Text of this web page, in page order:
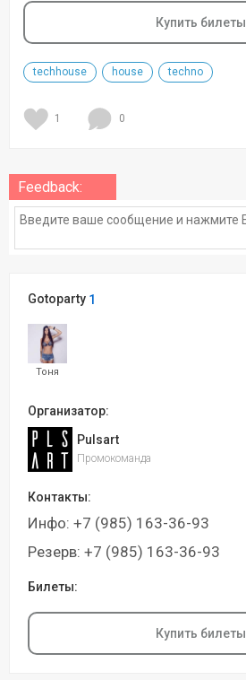
Купить билеты
techhouse house techno
1 0
Feedback:
Gotoparty 1
Тоня
Организатор:
Pulsart
Промокоманда
Контакты:
Инфо: +7 (985) 163-36-93
Резерв: +7 (985) 163-36-93
Билеты:
Купить билеты